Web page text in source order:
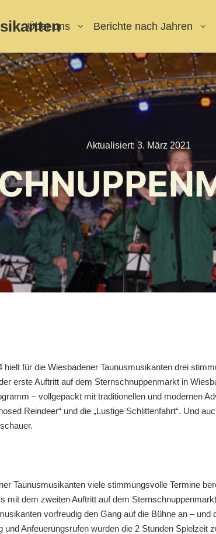
Über uns Berichte nach Jahren
Aktualisiert:3. März 2021
für die Wiesbadener Taunusmusikanten drei
erste Auftritt auf dem Sternschnuppenmarkt in
– vollgepackt mit traditionellen und modernen
Reindeer“ und die „Lustige Schlittenfahrt“. Und
Taunusmusikanten viele stimmungsvolle Termine
mit dem zweiten Auftritt auf dem
vorfreudig den Gang auf die Bühne an –
Anfeuerungsrufen wurden die 2 Stunden Spielzeit